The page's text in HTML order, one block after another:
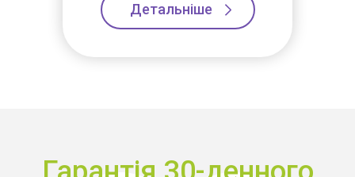
Детальніше